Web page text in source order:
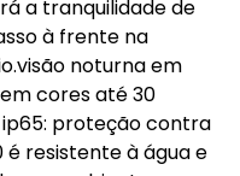
a tranquilidade de
à frente na
noturna em
cores até 30
proteção contra
resistente à água e